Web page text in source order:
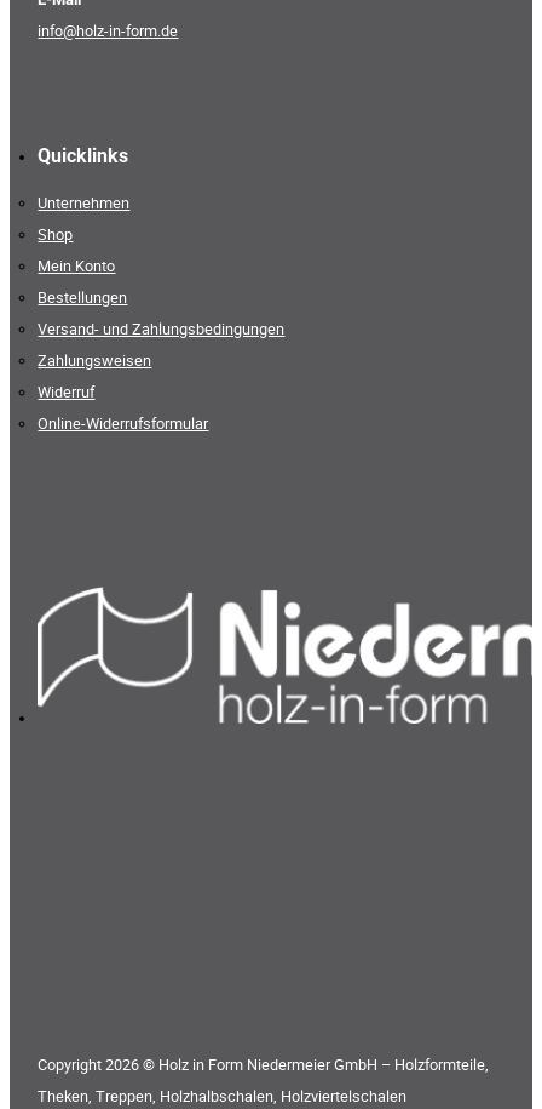
info@holz-in-form.de
Quicklinks
Unternehmen
Shop
Mein Konto
Bestellungen
Versand- und Zahlungsbedingungen
Zahlungsweisen
Widerruf
Online-Widerrufsformular
Copyright 2026 © Holz in Form Niedermeier GmbH – Holzformteile,
Theken, Treppen, Holzhalbschalen, Holzviertelschalen